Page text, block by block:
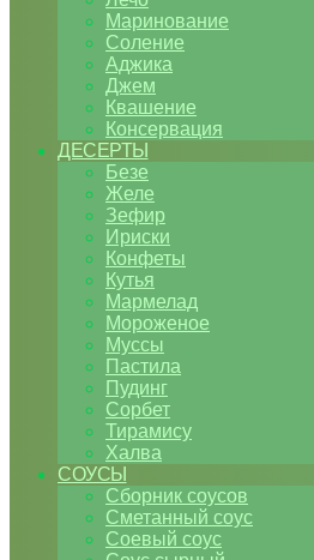
Маринование
Соление
Аджика
Джем
Квашение
Консервация
ДЕСЕРТЫ
Безе
Желе
Зефир
Ириски
Конфеты
Кутья
Мармелад
Мороженое
Муссы
Пастила
Пудинг
Сорбет
Тирамису
Халва
СОУСЫ
Сборник соусов
Сметанный соус
Соевый соус